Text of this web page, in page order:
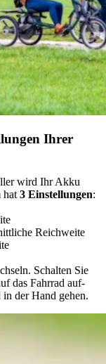
Ihrer
wird Ihr Akku
hat 3 Einstellungen:
Reichweite
Schalten Sie
das Fahrrad auf-
der Hand gehen.